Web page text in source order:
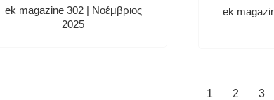
ek magazine 302 | Νοέμβριος
2025
ek
1 2 3